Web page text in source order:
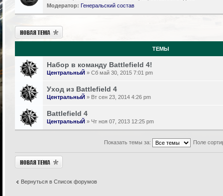
Модератор: Генеральский состав
Новая тема
ТЕМЫ
Набор в команду Battlefield 4!
ЦентральныЙ » Сб май 30, 2015 7:01 pm
Уход из Battlefield 4
ЦентральныЙ » Вт сен 23, 2014 4:26 pm
Battlefield 4
ЦентральныЙ » Чт ноя 07, 2013 12:25 pm
Показать темы за: Поле
Новая тема
Вернуться в Список форумов